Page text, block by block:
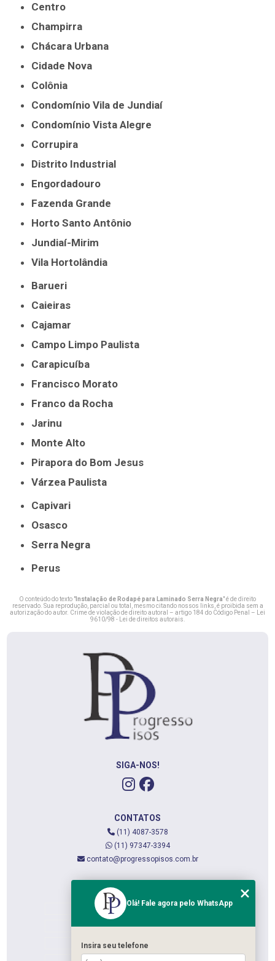
Centro
Champirra
Chácara Urbana
Cidade Nova
Colônia
Condomínio Vila de Jundiaí
Condomínio Vista Alegre
Corrupira
Distrito Industrial
Engordadouro
Fazenda Grande
Horto Santo Antônio
Jundiaí-Mirim
Vila Hortolândia
Barueri
Caieiras
Cajamar
Campo Limpo Paulista
Carapicuíba
Francisco Morato
Franco da Rocha
Jarinu
Monte Alto
Pirapora do Bom Jesus
Várzea Paulista
Capivari
Osasco
Serra Negra
Perus
O conteúdo do texto " Instalação de Rodapé para Laminado Serra Negra" é de direito
reservado. Sua reprodução, parcial ou total, mesmo citando nossos links, é proibida sem a
autorização do autor. Crime de violação de direito autoral – artigo 184 do Código Penal –
Lei
9610/98 - Lei de direitos autorais
SIGA-NOS!
CONTATOS
(11) 4087-3578
(11) 97347-3394
contato@progressopisos.com.br
QUEM SOMOS
SERVIÇOS
Olá! Fale agora pelo WhatsApp
Insira seu telefone